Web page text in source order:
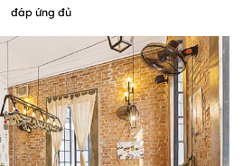
đáp ứng đủ